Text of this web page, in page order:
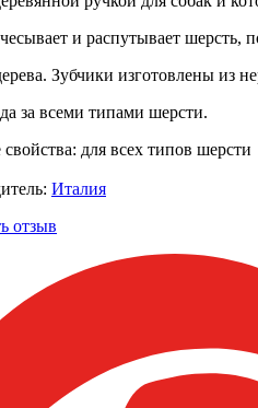
и распутывает шерсть,
Зубчики изготовлены из
за всеми типами шерсти.
для всех типов шерсти
Италия
отзыв